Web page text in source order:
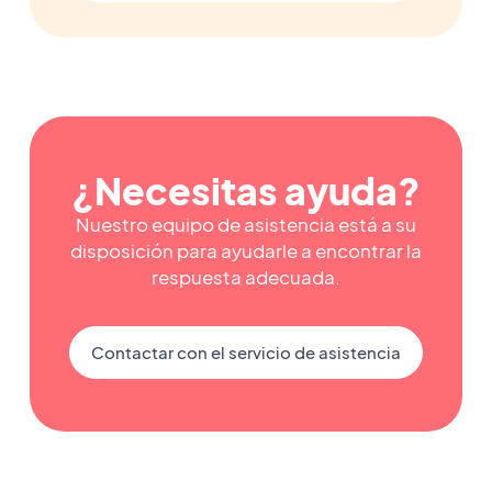
¿Necesitas ayuda?
Nuestro equipo de asistencia está a su
disposición para ayudarle a encontrar la
respuesta adecuada.
Contactar con el servicio de asistencia